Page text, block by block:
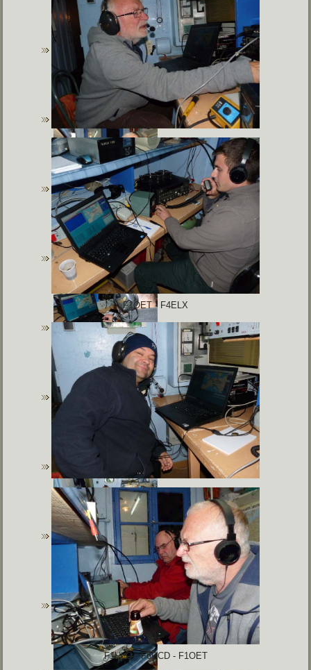
F1OET - F4ELX
F1ULQ - F6DCD - F1OET